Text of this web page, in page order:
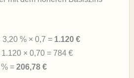
3,20 % × 0,7 = 1.120 €
× 0,70 = 784 €
= 206,78 €